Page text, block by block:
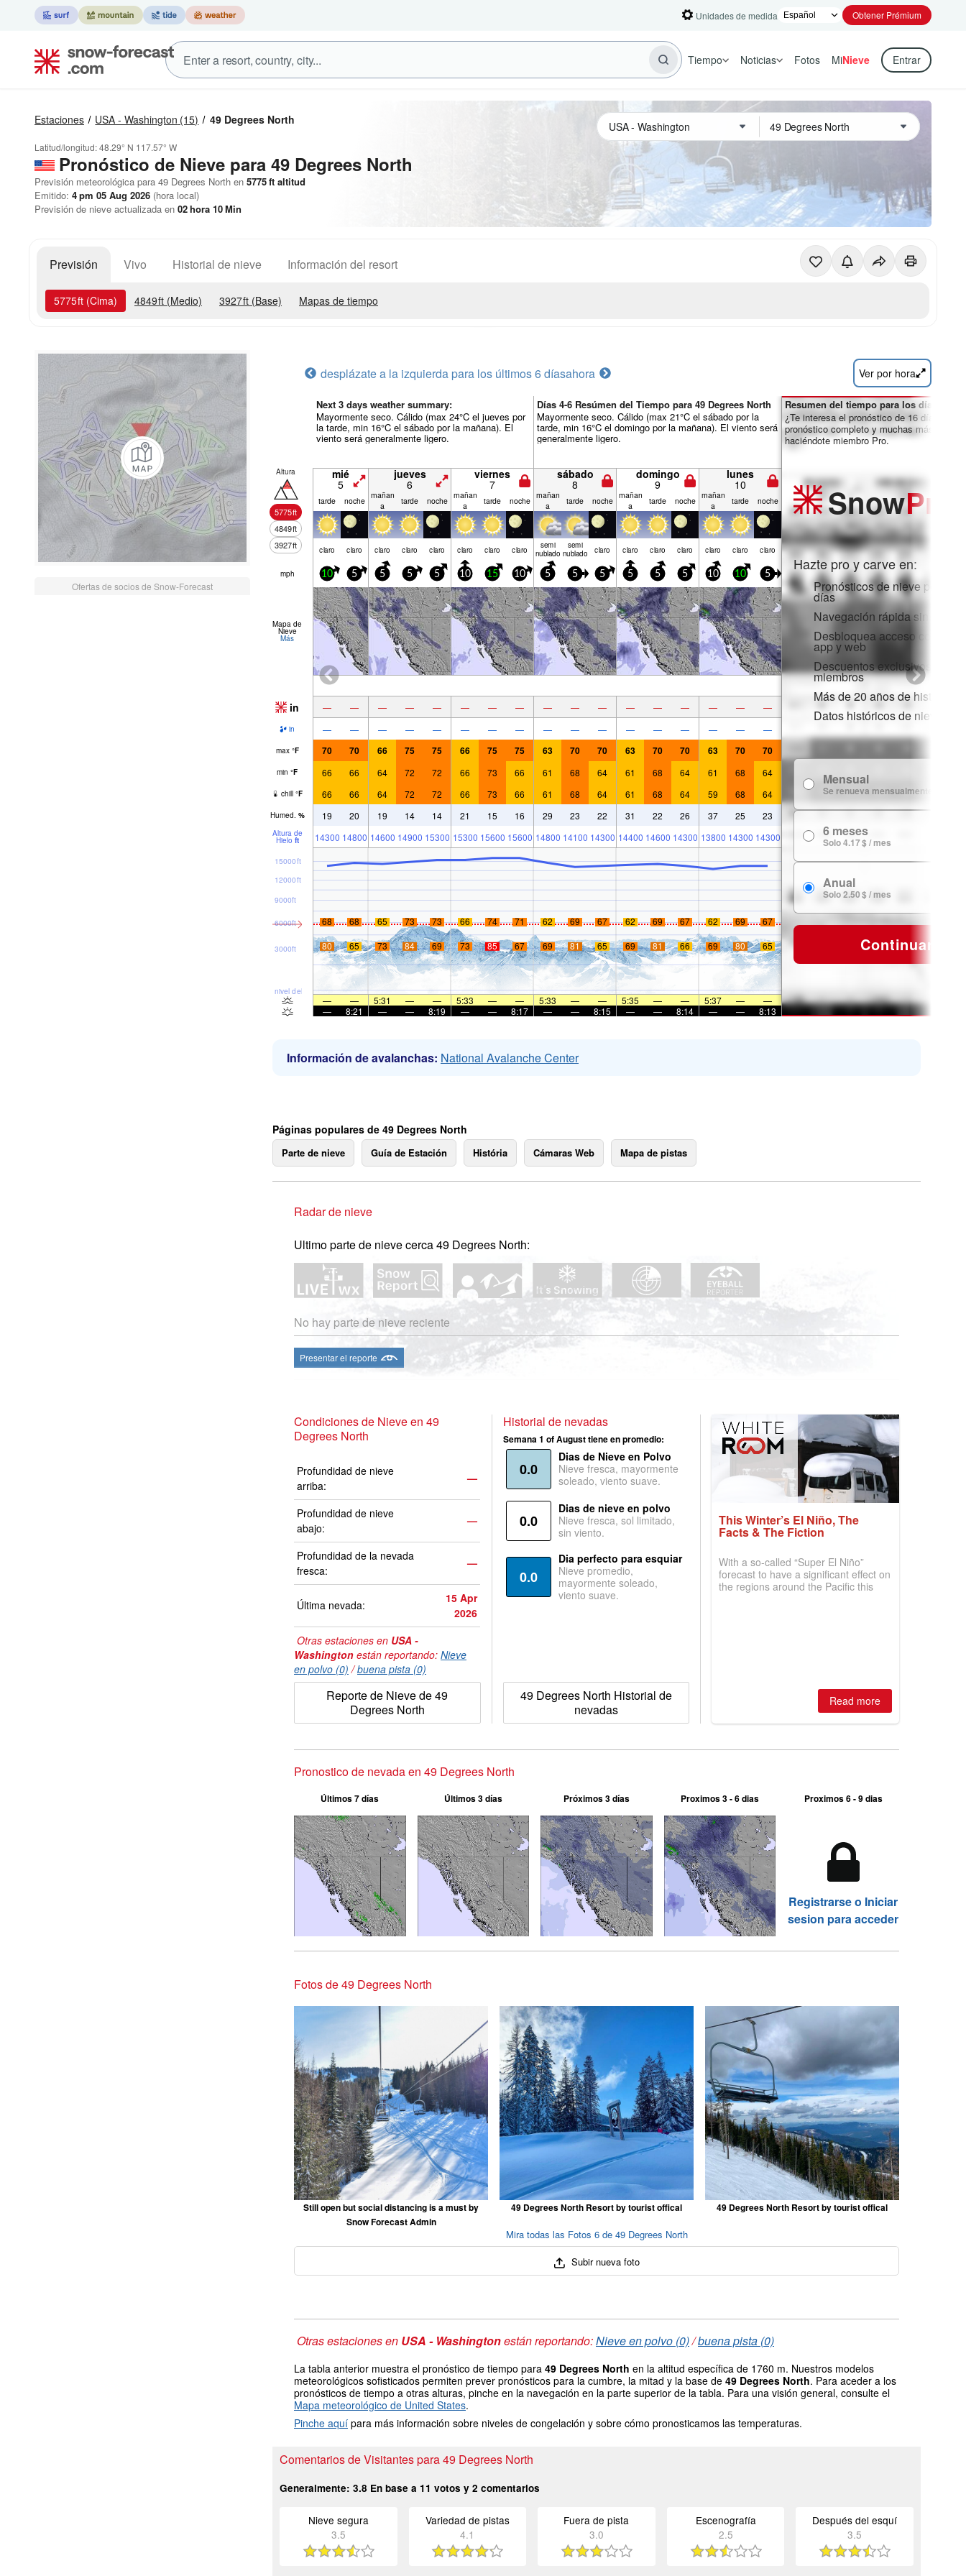
Unidades de medida Obtener Prémium
Tiempo Noticias Fotos MiNieve Entrar
Estaciones USA - Washington (15) 49 Degrees North
Latitud/longitud:48.29° N 117.57° W
Pronóstico de Nieve para 49 Degrees North
Previsión meteorológica para 49 Degrees North en 5775ft altitud
Emitido: 4 pm 05 Aug 2026 (hora local)
Previsión de nieve actualizada en 02hora 10Min
Previsión Vivo Historial de nieve Información del resort
5775ft (Cima) 4849ft (Medio) 3927ft (Base) Mapas de tiempo
Ofertas de socios de Snow-Forecast
desplázate a la izquierda para los últimos 6 díasahora Ver por hora
Next 3 days weather summary:
Mayormente seco. Cálido (max 24°C el jueves por
la tarde, min 16°C el sábado por la mañana). El
viento será generalmente ligero.
Días 4-6 Resúmen del Tiempo para 49 Degrees North
Mayormente seco. Cálido (max 21°C el sábado por la
tarde, min 16°C el domingo por la mañana). El viento será
generalmente ligero.
Altura
5775ft
4849ft
3927ft
mié
5
jueves
6
viernes
7
sábado
8
domingo
9
lunes
10
tarde noche mañan
a
tarde noche mañan
a
tarde noche mañan
a
tarde noche mañan
a
tarde noche mañan
a
tarde noche
claro claro claro claro claro claro claro claro semi
nublado
semi
nublado claro claro claro claro claro claro claro
mph 10 5 5 5 5 10 15 10 5 5 5 5 5 5 10 10 5
Mapa de
Nieve
Más
in — — — — — — — — — — — — — — — — —
in — — — — — — — — — — — — — — — — —
max °F 70 70 66 75 75 66 75 75 63 70 70 63 70 70 63 70 70
min °F 66 66 64 72 72 66 73 66 61 68 64 61 68 64 61 68 64
chill °F 66 66 64 72 72 66 73 66 61 68 64 61 68 64 59 68 64
Humed. % 19 20 19 14 14 21 15 16 29 23 22 31 22 26 37 25 23
Altura de
Hielo ft 14300 14800 14600 14900 15300 15300 15600 15600 14800 14100 14300 14400 14600 14300 13800 14300 14300
nivel del mar
3000ft
6000ft
9000ft
12000ft
15000ft
68 68 65 73 73 66 74 71 62 69 67 62 69 67 62 69
67
80
65 73 84 69 73 85 67 69 81 65 69 81 66 69 80 65
— — 5:31 — — 5:33 — — 5:33 — — 5:35 — — 5:37 —
—
—
8:21 — — 8:19 — — 8:17 — — 8:15 — — 8:14 — — 8:13
Resumen del tiempo para los días 7-16:
¿Te interesa el pronóstico de 16 días?
pronóstico completo y muchas más
haciéndote miembro Pro.
SnowPro
Hazte pro y carve en:
Pronósticos de nieve por
días
Navegación rápida sin
Desbloquea acceso
app y web
Descuentos exclusivos para
miembros
Más de 20 años de historial
Datos históricos de nieve
Mensual
Se renueva mensualmente
6 meses
Solo 4.17 $ / mes
Anual
Solo 2.50 $ / mes
Continuar
Información de avalanchas: National Avalanche Center
Páginas populares de 49 Degrees North
Parte de nieve Guía de Estación História Cámaras Web Mapa de pistas
Radar de nieve
Ultimo parte de nieve cerca 49 Degrees North:
No hay parte de nieve reciente
Presentar el reporte
Condiciones de Nieve en 49
Degrees North
Profundidad de nieve
arriba:
—
Profundidad de nieve
abajo:
—
Profundidad de la nevada
fresca:
—
Última nevada:
15 Apr
2026
Otras estaciones en USA -
Washington están reportando: Nieve
en polvo (0) /buena pista (0)
Reporte de Nieve de 49
Degrees North
Historial de nevadas
Semana 1 of August tiene en promedio:
0.0
Dias de Nieve en Polvo
Nieve fresca, mayormente
soleado, viento suave.
0.0
Dias de nieve en polvo
Nieve fresca, sol limitado,
sin viento.
0.0
Dia perfecto para esquiar
Nieve promedio,
mayormente soleado,
viento suave.
49 Degrees North Historial de
nevadas
This Winter’s El Niño, The
Facts & The Fiction
With a so-called “Super El Niño”
forecast to have a significant effect on
the regions around the Pacific this
Read more
Pronostico de nevada en 49 Degrees North
Últimos 7 días Últimos 3 días Próximos 3 días Proximos 3 - 6 dias Proximos 6 - 9 dias
Registrarse o Iniciar
sesion para acceder
Fotos de 49 Degrees North
Still open but social distancing is a must by
Snow Forecast Admin
49 Degrees North Resort by tourist offical 49 Degrees North Resort by tourist offical
Mira todas las Fotos 6 de 49 Degrees North
Subir nueva foto
Otras estaciones en USA - Washingtonestán reportando:Nieve en polvo (0)/buena pista (0)
La tabla anterior muestra el pronóstico de tiempo para 49 Degrees North en la altitud específica de 1760 m. Nuestros modelos
meteorológicos sofisticados permiten prever pronósticos para la cumbre, la mitad y la base de 49 Degrees North. Para aceder a los
pronósticos de tiempo a otras alturas, pinche en la navegación en la parte superior de la tabla. Para una visión general, consulte el
Mapa meteorológico de United States.
Pinche aquí para más información sobre niveles de congelación y sobre cómo pronosticamos las temperaturas.
Comentarios de Visitantes para 49 Degrees North
Generalmente: 3.8 En base a 11 votos y 2 comentarios
Nieve segura
3.5
Variedad de pistas
4.1
Fuera de pista
3.0
Escenografía
2.5
Después del esquí
3.5